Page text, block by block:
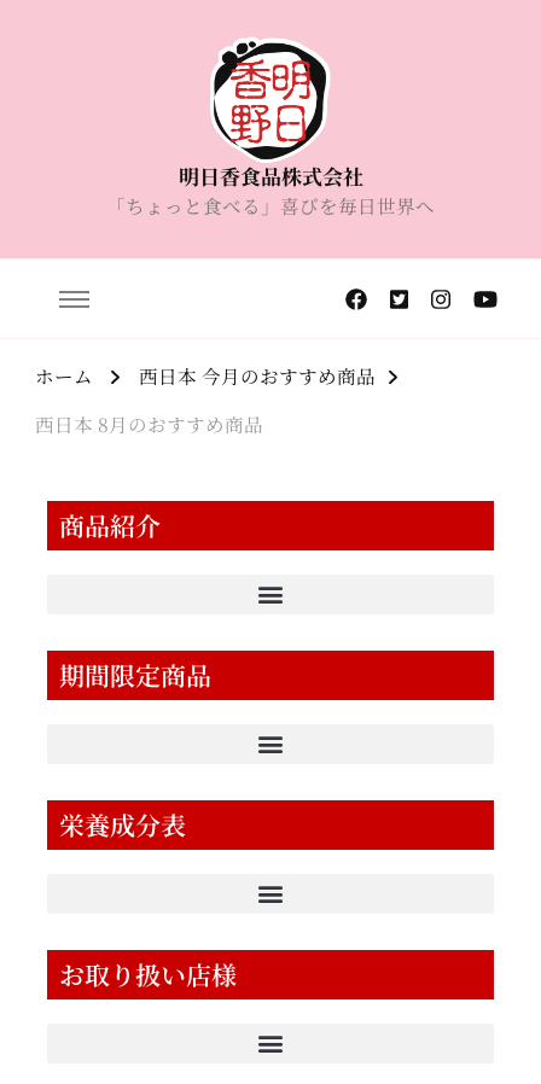
明日香食品株式会社
「ちょっと食べる」喜びを毎日世界へ
ホーム
西日本 今月のおすすめ商品
西日本 8月のおすすめ商品
商品紹介
期間限定商品
栄養成分表
お取り扱い店様